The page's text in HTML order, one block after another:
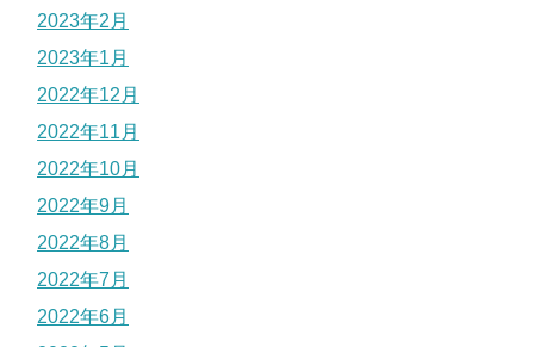
2023年2月
2023年1月
2022年12月
2022年11月
2022年10月
2022年9月
2022年8月
2022年7月
2022年6月